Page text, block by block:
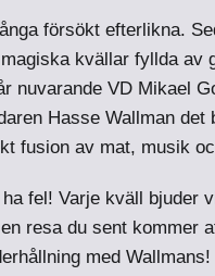
försökt efterlikna.
kvällar fyllda av
nuvarande VD Mikael
Hasse Wallman det
fusion av mat, musik
fel! Varje kväll bjuder
resa du sent kommer
med Wallmans!